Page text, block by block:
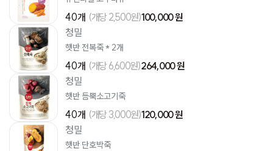
40개 (개당 2,500원)100,000 원
청밀
햇반 전복죽 * 2개
40개 (개당 6,600원)264,000 원
청밀
햇반 듬뿍소고기죽
40개 (개당 3,000원)120,000 원
청밀
햇반 단호박죽